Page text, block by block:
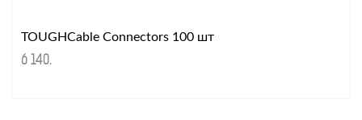
TOUGHCable Connectors 100 шт
6 140.